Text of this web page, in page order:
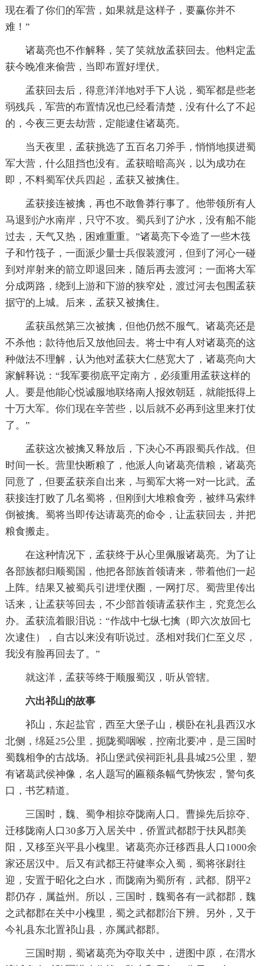
现在看了你们的军营，如果就是这样子，要赢你并不
难！”
诸葛亮也不作解释，笑了笑就放孟获回去。他料定盂
获今晚准来偷营，当即布置好埋伏。
孟获回去后，得意洋洋地对手下人说，蜀军都是些老
弱残兵，军营的布置情况也已经看清楚，没有什么了不起
的，今夜三更去劫营，定能逮住诸葛亮。
当天夜里，孟获挑选了五百名刀斧手，悄悄地摸进蜀
军大营，什么阻挡也没有。孟获暗暗高兴，以为成功在
即，不料蜀军伏兵四起，孟获又被擒住。
孟获接连被擒，再也不敢鲁莽行事了。他带领所有人
马退到沪水南岸，只守不攻。蜀兵到了沪水，没有船不能
过去，天气又热，困难重重。”诸葛亮下令造了一些木筏
子和竹筏子，一面派少量士兵假装渡河，但到了河心一碰
到对岸射来的箭立即退回来，随后再去渡河；一面将大军
分成两路，绕到上游和下游的狭窄处，渡过河去包围孟获
据守的上城。后来，孟获又被擒住。
孟获虽然第三次被擒，但他仍然不服气。诸葛亮还是
不杀他；款待他后又放他回去。将士中有人对诸葛亮的这
种做法不理解，认为他对孟获大仁慈宽大了，诸葛亮向大
家解释说：“我军要彻底平定南方，必须重用孟获这样的
人。要是他能心悦诚服地联络南人报效朝廷，就能抵得上
十万大军。你们现在辛苦些，以后就不必再到这里来打仗
了。”
孟获这次被擒又释放后，下决心不再跟蜀兵作战。但
时间一长。营里快断粮了，他派人向诸葛亮借粮，诸葛亮
同意了，但要孟获亲自出来，与蜀军大将一对一比武。孟
获接连打败了几名蜀将，但刚到大堆粮食旁，被绊马索绊
倒被擒。蜀将当即传达请葛亮的命令，让盂获回去，并把
粮食搬走。
在这种情况下，孟获终于从心里佩服诸葛亮。为了让
各部族都归顺蜀国，他把各部族首领请来，带着他们一起
上阵。结果又被蜀兵引进埋伏圈，一网打尽。蜀营里传出
话来，让孟获等回去，不少部首领请孟获作主，究竟怎么
办。孟获流着眼泪说：“作战中七纵七擒（即六次放回七
次逮住），自古以来没有听说过。丞相对我们仁至义尽，
我没有脸再回去了。”
就这洋，孟获等终于顺服蜀汉，听从管辖。
六出祁山的故事
祁山，东起盐官，西至大堡子山，横卧在礼县西汉水
北侧，绵延25公里，扼陇蜀咽喉，控南北要冲，是三国时
蜀魏相争的古战场。祁山堡武侯祠距礼县县城25公里，塑
有诸葛武侯神像，名人题写的匾额条幅气势恢宏，警句炙
口，书艺精道。
三国时，魏、蜀争相掠夺陇南人口。曹操先后掠夺、
迁移陇南人口30多万入居关中，侨置武都郡于扶风郡美
阳，又移至兴平县小槐里。诸葛亮亦迁移西县人口1000余
家还居汉中。后又有武都王苻健率众入蜀，蜀将张尉往
迎，安置于昭化之白水，而陇南为蜀所有，武都、阴平2
郡仍存，属益州。所以，三国时，魏蜀各有一武都郡，魏
之武都郡在关中小槐里，蜀之武都郡治下辨。另外，又于
今礼县东北置祁山县，亦属武都郡。
三国时期，蜀诸葛亮为夺取关中，进图中原，在渭水